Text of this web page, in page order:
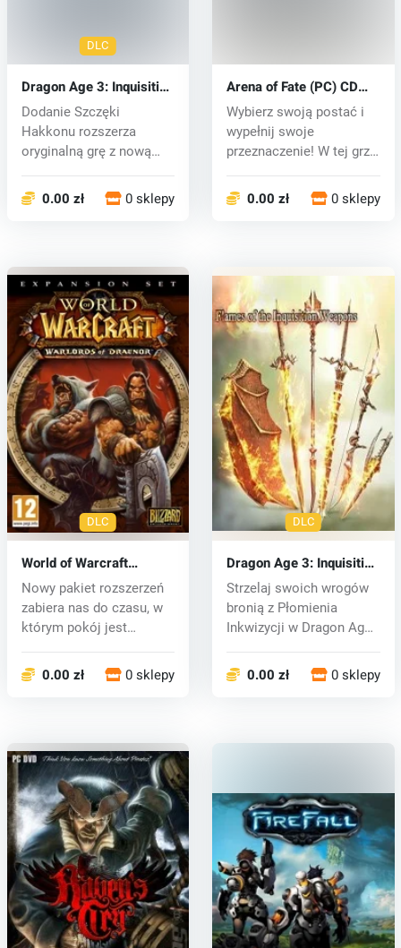
DLC
Dragon Age 3: Inquisition
Jaws of Hakkon DLC
(PC) CD key
Dodanie Szczęki
Hakkonu rozszerza
oryginalną grę z nową
0.00 zł 0 sklepy
Arena of Fate (PC) CD
key
Wybierz swoją postać i
wypełnij swoje
przeznaczenie! W tej grze
0.00 zł 0 sklepy
DLC
World of Warcraft
Warlords of Draenor (PC)
CD key
Nowy pakiet rozszerzeń
zabiera nas do czasu, w
którym pokój jest
0.00 zł 0 sklepy
DLC
Dragon Age 3: Inquisition
Flames of Inquisition
Weapons Arsenal DLC
(PC) CD key
Strzelaj swoich wrogów
bronią z Płomienia
Inkwizycji w Dragon Age:
0.00 zł 0 sklepy